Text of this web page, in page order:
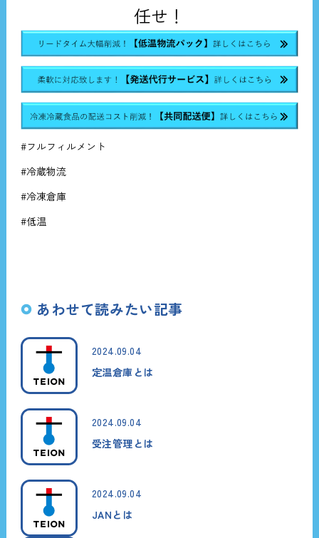
任せ！
#フルフィルメント
#冷蔵物流
#冷凍倉庫
#低温
あわせて読みたい記事
2024.09.04
定温倉庫とは
2024.09.04
受注管理とは
2024.09.04
JANとは